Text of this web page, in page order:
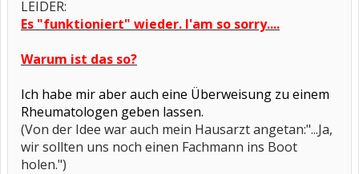
LEIDER:
Es "funktioniert" wieder. I'am so sorry....
Warum ist das so?
Ich habe mir aber auch eine Überweisung zu einem
Rheumatologen geben lassen.
(Von der Idee war auch mein Hausarzt angetan:"...Ja,
wir sollten uns noch einen Fachmann ins Boot
holen.")